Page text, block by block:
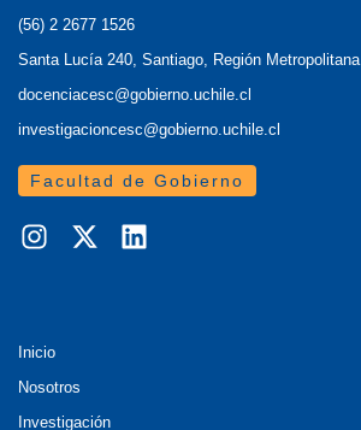
(56) 2 2677 1526
Santa Lucía 240, Santiago, Región Metropolitana
docenciacesc@gobierno.uchile.cl
investigacioncesc@gobierno.uchile.cl
Facultad de Gobierno
Inicio
Nosotros
Investigación